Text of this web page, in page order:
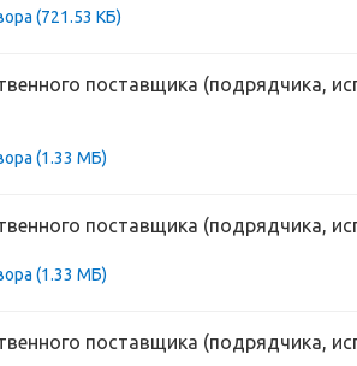
(721.53 КБ)
поставщика (подрядчика,
(1.33 МБ)
поставщика (подрядчика,
(1.33 МБ)
поставщика (подрядчика,